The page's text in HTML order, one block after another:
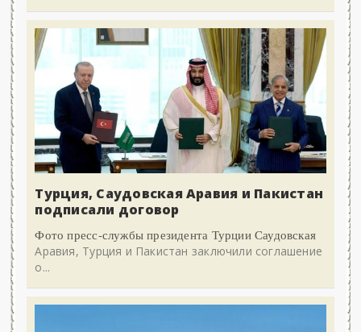
Турция, Саудовская Аравия и Пакистан
подписали договор
Фото пресс-службы президента Турции Саудовская
Аравия, Турция и Пакистан заключили соглашение
о...